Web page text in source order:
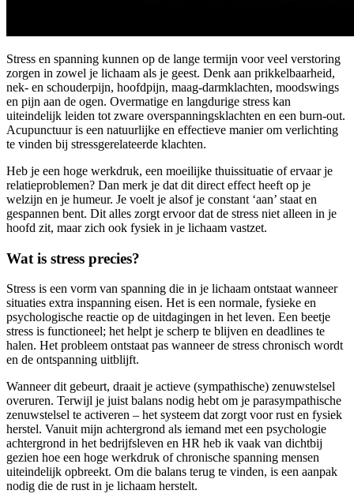
Stress en spanning kunnen op de lange termijn voor veel verstoring
zorgen in zowel je lichaam als je geest. Denk aan prikkelbaarheid,
nek- en schouderpijn, hoofdpijn, maag-darmklachten, moodswings
en pijn aan de ogen. Overmatige en langdurige stress kan
uiteindelijk leiden tot zware overspanningsklachten en een burn-out.
Acupunctuur is een natuurlijke en effectieve manier om verlichting
te vinden bij stressgerelateerde klachten.
Heb je een hoge werkdruk, een moeilijke thuissituatie of ervaar je
relatieproblemen? Dan merk je dat dit direct effect heeft op je
welzijn en je humeur. Je voelt je alsof je constant ‘aan’ staat en
gespannen bent. Dit alles zorgt ervoor dat de stress niet alleen in je
hoofd zit, maar zich ook fysiek in je lichaam vastzet.
Wat is stress precies?
Stress is een vorm van spanning die in je lichaam ontstaat wanneer
situaties extra inspanning eisen. Het is een normale, fysieke en
psychologische reactie op de uitdagingen in het leven. Een beetje
stress is functioneel; het helpt je scherp te blijven en deadlines te
halen. Het probleem ontstaat pas wanneer de stress chronisch wordt
en de ontspanning uitblijft.
Wanneer dit gebeurt, draait je actieve (sympathische) zenuwstelsel
overuren. Terwijl je juist balans nodig hebt om je parasympathische
zenuwstelsel te activeren – het systeem dat zorgt voor rust en fysiek
herstel. Vanuit mijn achtergrond als iemand met een psychologie
achtergrond in het bedrijfsleven en HR heb ik vaak van dichtbij
gezien hoe een hoge werkdruk of chronische spanning mensen
uiteindelijk opbreekt. Om die balans terug te vinden, is een aanpak
nodig die de rust in je lichaam herstelt.